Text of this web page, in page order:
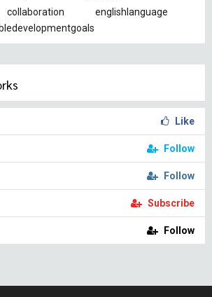
collaboration
englishlanguage
Like
Follow
Follow
Subscribe
Follow